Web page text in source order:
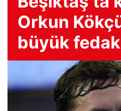
Orkun
büyük